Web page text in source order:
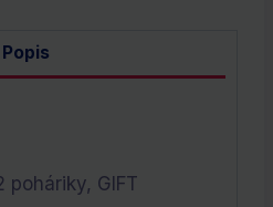
Popis
poháriky, GIFT